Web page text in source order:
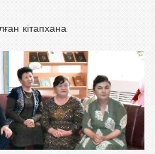
кітапхана